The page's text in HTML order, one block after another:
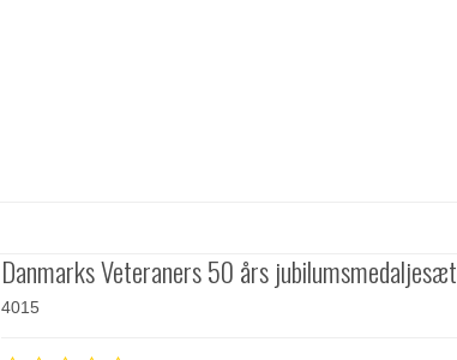
Danmarks Veteraners 50 års jubilumsmedaljesæt
4015